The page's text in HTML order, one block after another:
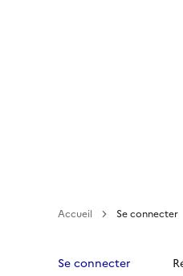
Accueil Se connecter
Se connecter